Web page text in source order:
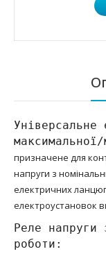
Універсальне
призначене для
напруги з
електричних
електроустановок
Реле напруги
роботи: